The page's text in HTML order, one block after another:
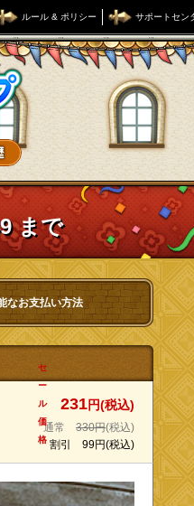
ルール & ポリシー サポートセン
ドラゴンクエ
まで
なお支払い方法
セ
ー
ル
価
格
231円(税込)
通常 330円(税込)
割引 99円(税込)